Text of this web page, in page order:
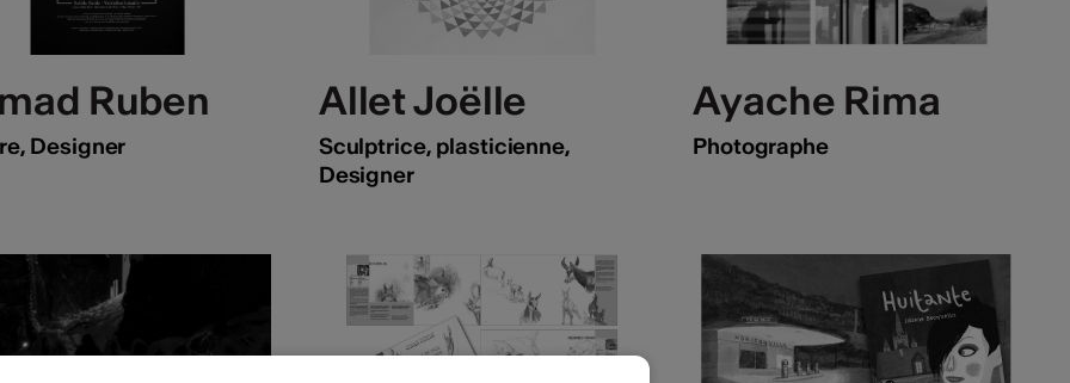
Ruben
Designer
Allet Joëlle
Sculptrice, plasticienne,
Designer
Ayache Rima
Photographe